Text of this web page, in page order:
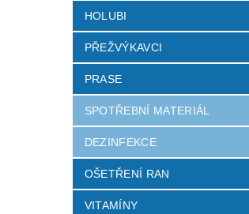
HOLUBI
PŘEŽVÝKAVCI
PRASE
SPOTŘEBNÍ MATERIÁL
DEZINFEKCE
OŠETŘENÍ RAN
VITAMÍNY